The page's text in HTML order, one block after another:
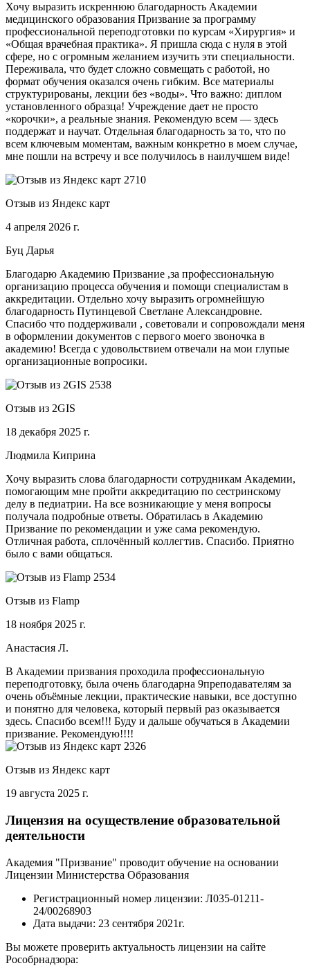
Хочу выразить искреннюю благодарность Академии
медицинского образования Призвание за программу
профессиональной переподготовки по курсам «Хирургия» и
«Общая врачебная практика». Я пришла сюда с нуля в этой
сфере, но с огромным желанием изучить эти специальности.
Переживала, что будет сложно совмещать с работой, но
формат обучения оказался очень гибким. Все материалы
структурированы, лекции без «воды». Что важно: диплом
установленного образца! Учреждение дает не просто
«корочки», а реальные знания. Рекомендую всем — здесь
поддержат и научат. Отдельная благодарность за то, что по
всем ключевым моментам, важным конкретно в моем случае,
мне пошли на встречу и все получилось в наилучшем виде!
Отзыв из Яндекс карт
4 апреля 2026 г.
Буц Дарья
Благодарю Академию Призвание ,за профессиональную
организацию процесса обучения и помощи специалистам в
аккредитации. Отдельно хочу выразить огромнейшую
благодарность Путинцевой Светлане Александровне.
Спасибо что поддерживали , советовали и сопровождали меня
в оформлении документов с первого моего звоночка в
академию! Всегда с удовольствием отвечали на мои глупые
организационные вопросики.
Отзыв из 2GIS
18 декабря 2025 г.
Людмила Киприна
Хочу выразить слова благодарности сотрудникам Академии,
помогающим мне пройти аккредитацию по сестринскому
делу в педиатрии. На все возникающие у меня вопросы
получала подробные ответы. Обратилась в Академию
Призвание по рекомендации и уже сама рекомендую.
Отличная работа, сплочённый коллегтив. Спасибо. Приятно
было с вами общаться.
Отзыв из Flamp
18 ноября 2025 г.
Анастасия Л.
В Академии призвания проходила профессиональную
переподготовку, была очень благодарна 9преподавателям за
очень объёмные лекции, практические навыки, все доступно
и понятно для человека, который первый раз оказывается
здесь. Спасибо всем!!! Буду и дальше обучаться в Академии
призвание. Рекомендую!!!!
Отзыв из Яндекс карт
19 августа 2025 г.
Лицензия на осуществление образовательной
деятельности
Академия "Призвание" проводит обучение на основании
Лицензии Министерства Образования
Регистрационный номер лицензии: Л035-01211-
24/00268903
Дата выдачи: 23 сентября 2021г.
Вы можете проверить актуальность лицензии на сайте
Рособрнадзора: